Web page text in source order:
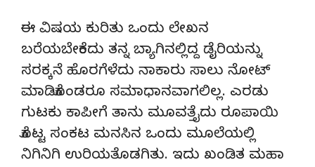
ಈ ವಿಷಯ ಕುರಿತು ಒಂದು ಲೇಖನ
ಬರೆಯಬೇಕೆಂದು ತನ್ನ ಬ್ಯಾಗಿನಲ್ಲಿದ್ದ ಡೈರಿಯನ್ನು
ಸರಕ್ಕನೆ ಹೊರಗೆಳೆದು ನಾಕಾರು ಸಾಲು ನೋಟ್
ಮಾಡಿಕೊಂಡರೂ ಸಮಾಧಾನವಾಗಲಿಲ್ಲ. ಎರಡು
ಗುಟಕು ಕಾಪೀಗೆ ತಾನು ಮೂವತ್ತೈದು ರೂಪಾಯಿ
ಕೊಟ್ಟ ಸಂಕಟ ಮನಸಿನ ಒಂದು ಮೂಲೆಯಲ್ಲಿ
ನಿಗಿನಿಗಿ ಉರಿಯತೊಡಗಿತು. ಇದು ಖಂಡಿತ ಮಹಾ